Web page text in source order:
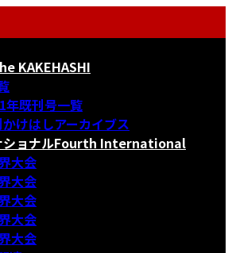
KAKEHASHI
年既刊号一覧
けはしアーカイブス
ョナルFourth International
大会
大会
大会
大会
大会